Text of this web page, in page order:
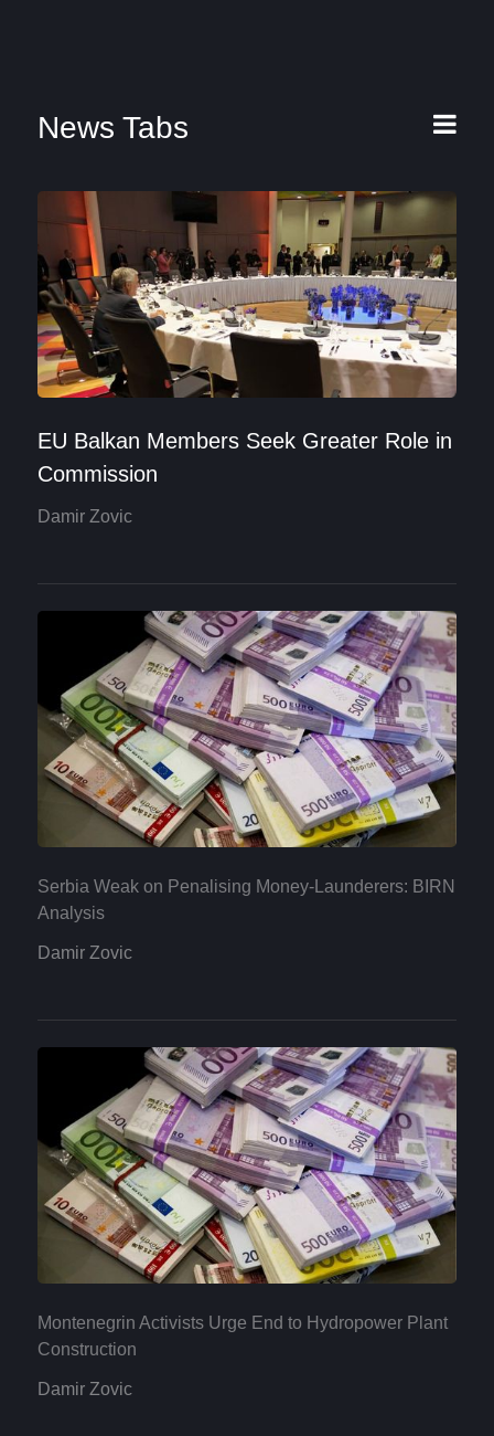
News Tabs
EU Balkan Members Seek Greater Role in
Commission
Damir Zovic
Serbia Weak on Penalising Money-Launderers: BIRN
Analysis
Damir Zovic
Montenegrin Activists Urge End to Hydropower Plant
Construction
Damir Zovic